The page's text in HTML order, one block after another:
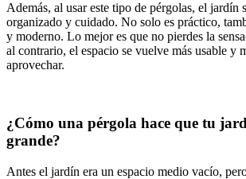
Además, al usar este tipo de pérgolas, el jardín
organizado y cuidado. No solo es práctico,
y moderno. Lo mejor es que no pierdes la
al contrario, el espacio se vuelve más usable y
aprovechar.
¿Cómo una pérgola hace que tu
grande?
Antes el jardín era un espacio medio vacío,